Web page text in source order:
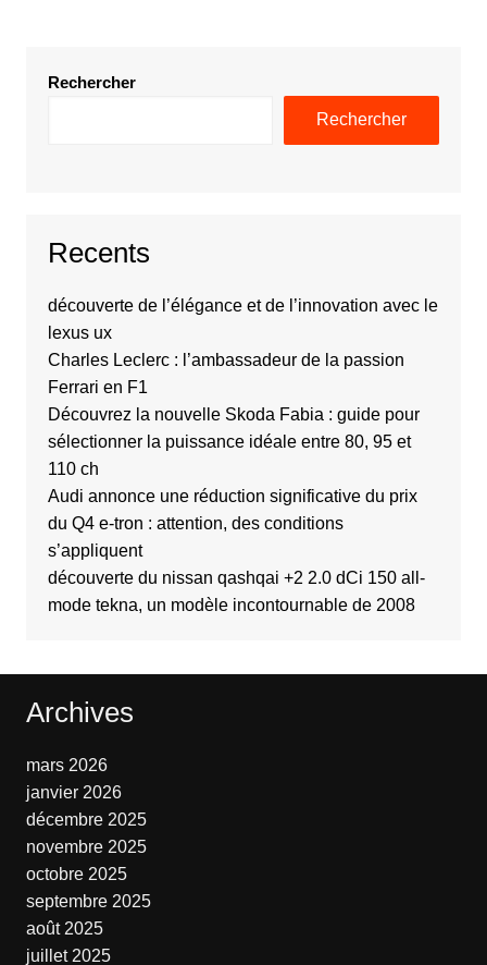
Rechercher
Rechercher
Recents
découverte de l’élégance et de l’innovation avec le
lexus ux
Charles Leclerc : l’ambassadeur de la passion
Ferrari en F1
Découvrez la nouvelle Skoda Fabia : guide pour
sélectionner la puissance idéale entre 80, 95 et
110 ch
Audi annonce une réduction significative du prix
du Q4 e-tron : attention, des conditions
s’appliquent
découverte du nissan qashqai +2 2.0 dCi 150 all-
mode tekna, un modèle incontournable de 2008
Archives
mars 2026
janvier 2026
décembre 2025
novembre 2025
octobre 2025
septembre 2025
août 2025
juillet 2025